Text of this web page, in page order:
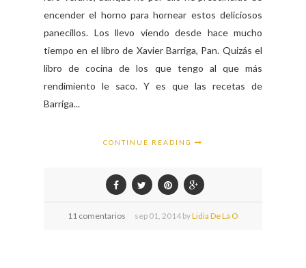
encender el horno para hornear estos deliciosos
panecillos. Los llevo viendo desde hace mucho
tiempo en el libro de Xavier Barriga, Pan. Quizás el
libro de cocina de los que tengo al que más
rendimiento le saco. Y es que las recetas de
Barriga...
CONTINUE READING
11 comentarios sep 01, 2014 byLidia De La O